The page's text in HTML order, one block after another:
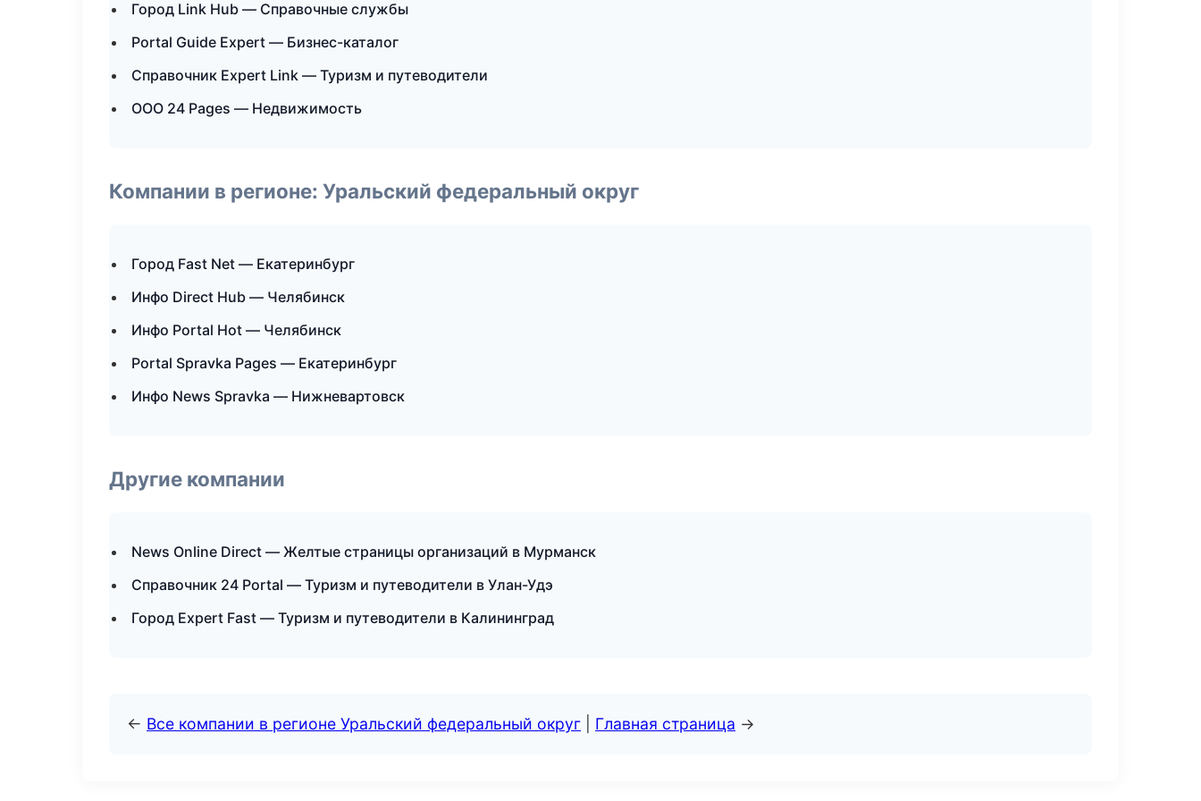
Город Link Hub — Справочные службы
Portal Guide Expert — Бизнес-каталог
Справочник Expert Link — Туризм и путеводители
ООО 24 Pages — Недвижимость
Компании в регионе: Уральский федеральный округ
Город Fast Net — Екатеринбург
Инфо Direct Hub — Челябинск
Инфо Portal Hot — Челябинск
Portal Spravka Pages — Екатеринбург
Инфо News Spravka — Нижневартовск
Другие компании
News Online Direct — Желтые страницы организаций в Мурманск
Справочник 24 Portal — Туризм и путеводители в Улан-Удэ
Город Expert Fast — Туризм и путеводители в Калининград
← Все компании в регионе Уральский федеральный округ Главная страница →